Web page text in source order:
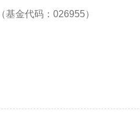
（基金代码：026955）